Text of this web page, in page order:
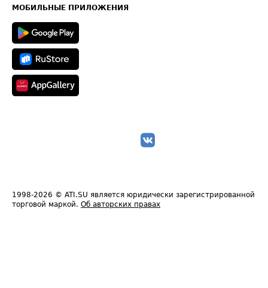
Техническая информация
МОБИЛЬНЫЕ ПРИЛОЖЕНИЯ
1998-2026 © ATI.SU является юридически зарегистрированной
торговой маркой. Об авторских правах